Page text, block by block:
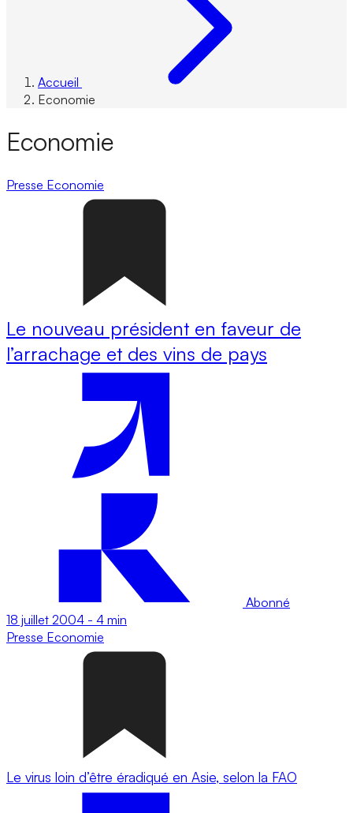
Accueil
Economie
Economie
Presse Economie
Le nouveau président en faveur de
l’arrachage et des vins de pays
Abonné
18 juillet 2004 - 4 min
Presse Economie
Le virus loin d’être éradiqué en Asie, selon la FAO